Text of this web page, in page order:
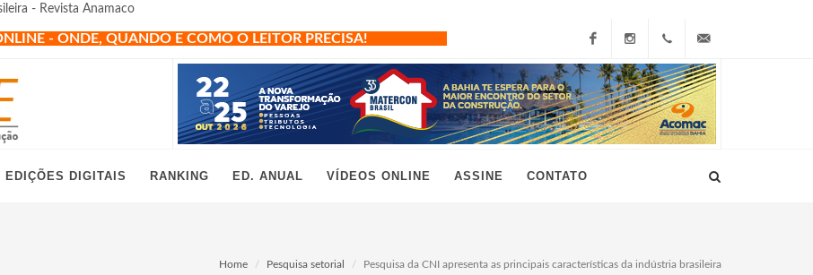
- Revista Anamaco
- ONDE, QUANDO E COMO O LEITOR PRECISA!
FacebookInstagram
+55
(11)
grau10@grau10.com.br
EDIÇÕES DIGITAIS RANKING ED. ANUAL VÍDEOS ONLINE ASSINE CONTATO
Home Pesquisa setorial Pesquisa da CNI apresenta as principais características da indústria brasileira